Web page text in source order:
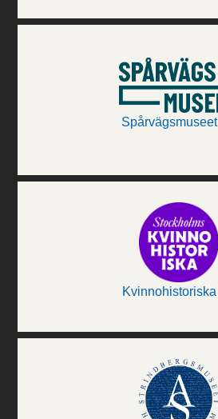
Spårvägsmuseet
Kvinnohistoriska